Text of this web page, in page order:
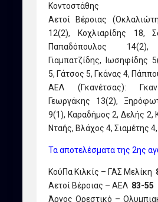
Κοντοστάθης
Αετοί Βέροιας
12(2), Κοχλιαρίδης 18,
Παπαδόπουλος
Γιαμπατζίδης, Ιωσηφίδης
5, Γάτσος 5, Γκάνας 4,
ΑΕΛ (Γκανέτσας):
Γεωργάκης 13(2),
9(1), Καραδήμος 2, Δελής 2,
Νταής, Βλάχος 4, Σιαμέτης
Τα αποτελέσματα της 2ης
ΚούΠα Κιλκίς – ΓΑΣ Μελίκη
Αετοί Βέροιας – ΑΕΛ 83-55
Άργος Ορεστικό –